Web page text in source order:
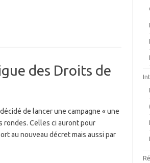
des Droits de
de lancer une campagne « une
rondes. Celles ci auront pour
au nouveau décret mais aussi par